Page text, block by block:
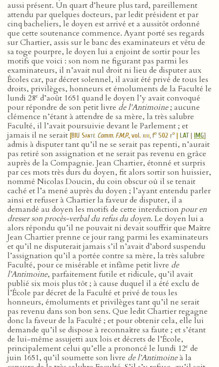
aussi présent. Un quart d’heure plus tard, pareillement
attendu par quelques docteurs, par ledit président et par
cinq bacheliers, le doyen est arrivé et a aussitôt ordonné
que cette soutenance commence. Ayant porté ses regards
sur Chartier, assis sur le banc des examinateurs et vêtu de
sa toge pourpre, le doyen lui a enjoint de sortir pour les
motifs que voici : son nom ne figurant pas parmi les
examinateurs, il n’avait nul droit ni lieu de disputer aux
Écoles car, par décret solennel, il avait été privé de tous les
droits, privilèges, honneurs et émoluments de la Faculté le
lundi 28e d’août 1651 quand le doyen l’y avait convoqué
pour répondre de son petit livre de l’Antimoine; aucune
clémence n’étant à attendre de sa mère, la très salubre
Faculté, il l’avait poursuivie devant le Parlement ; et
jamais il ne serait [BIU Santé Comm. F.M.P., vol. xiii, fo 502 ro | LAT| IMG]
admis à disputer tant qu’il ne se serait pas repenti, n’aurait
pas retiré son assignation et ne serait pas revenu en grâce
auprès de la Compagnie. Jean Chartier, étonné et surpris
par ces mots très durs du doyen, fit alors sortir son huissier,
nommé Nicolas Doucin, du coin obscur où il se tenait
caché et l’a mené auprès du doyen ; l’ayant entendu parler
ainsi et refuser à Chartier la faveur de disputer, il a
demandé au doyen les motifs de cette interdiction pour en
dresser son procès-verbal du refus du doyen. Le doyen lui a
alors répondu qu’il ne pouvait ni devait souffrir que Maître
Jean Chartier prenne ce jour rang parmi les examinateurs
et qu’il ne disputerait jamais s’il n’avait d’abord suspendu
l’assignation qu’il a portée contre sa mère, la très salubre
Faculté, pour ce misérable et infâme petit livre de
l’Antimoine, parfaitement futile et ridicule, qu’il avait
publié six mois plus tôt ; à cause duquel il a été exclu de
l’École par décret de la Faculté et privé de tous les
honneurs, émoluments et privilèges tant qu’il ne serait
pas revenu dans son bon sens. Que ledit Chartier regagne
donc la faveur de la Faculté ; et pour obtenir cela, elle lui
demande qu’il se dispose à reconnaître sa faute ; et s’étant
de lui-même assujetti aux lois et décrets de l’École,
principalement celui qu’elle a prononcé le lundi 12e de
juin 1651, qu’il soumette son livre de l’Antimoineà la